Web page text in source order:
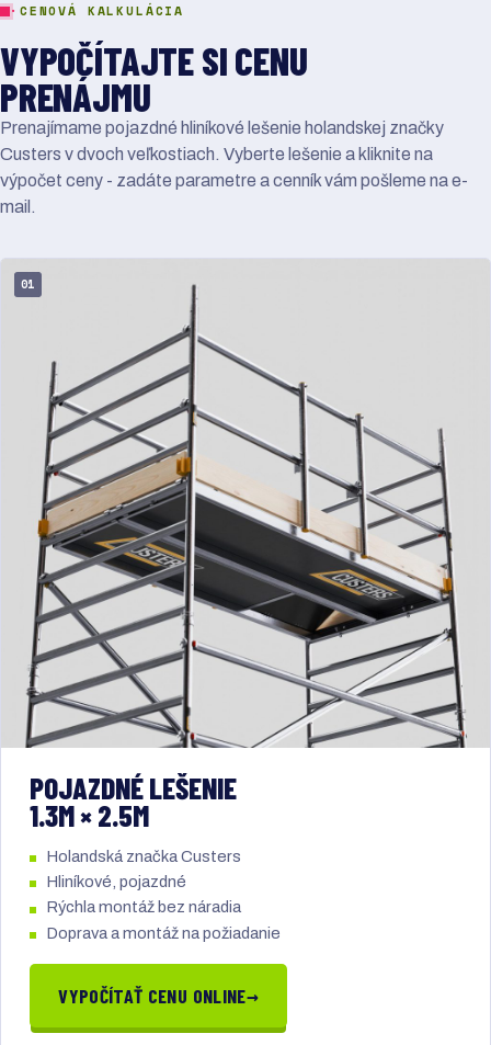
· CENOVÁ KALKULÁCIA
VYPOČÍTAJTE SI CENU
PRENÁJMU
Prenajímame pojazdné hliníkové lešenie holandskej značky
Custers v dvoch veľkostiach. Vyberte lešenie a kliknite na
výpočet ceny - zadáte parametre a cenník vám pošleme na e-
mail.
01
POJAZDNÉ LEŠENIE
1.3M × 2.5M
Holandská značka Custers
Hliníkové, pojazdné
Rýchla montáž bez náradia
Doprava a montáž na požiadanie
VYPOČÍTAŤ CENU ONLINE→